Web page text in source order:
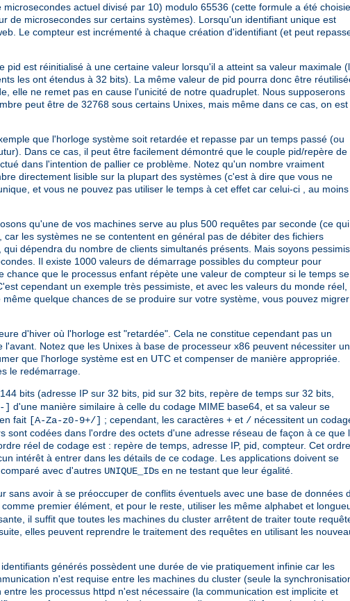
actuel divisé par 10) modulo 65536 (cette formule a été choisie
de microsecondes sur certains systèmes). Lorsqu'un identifiant unique est
Le compteur est incrémenté à chaque création d'identifiant (et peut
est réinitialisé à une certaine valeur lorsqu'il a atteint sa valeur maximale
les ont étendus à 32 bits). La même valeur de pid pourra donc être
elle ne remet pas en cause l'unicité de notre quadruplet. Nous supposerons
peut être de 32768 sous certains Unixes, mais même dans ce cas, on est
que l'horloge système soit retardée et repasse par un temps passé (ou
Dans ce cas, il peut être facilement démontré que le couple pid/repère de
dans l'intention de pallier ce problème. Notez qu'un nombre vraiment
directement lisible sur la plupart des systèmes (c'est à dire que vous ne
et vous ne pouvez pas utiliser le temps à cet effet car celui-ci , au moins
qu'une de vos machines serve au plus 500 requêtes par seconde (ce qui
les systèmes ne se contentent en général pas de débiter des fichiers
dépendra du nombre de clients simultanés présents. Mais soyons
Il existe 1000 valeurs de démarrage possibles du compteur pour
que le processus enfant répète une valeur de compteur si le temps se
cependant un exemple très pessimiste, et avec les valeurs du monde réel,
quelque chances de se produire sur votre système, vous pouvez migrer
d'hiver où l'horloge est "retardée". Cela ne constitue cependant pas un
Notez que les Unixes à base de processeur x86 peuvent nécessiter
que l'horloge système est en UTC et compenser de manière appropriée.
le redémarrage.
bits (adresse IP sur 32 bits, pid sur 32 bits, repère de temps sur 32 bits,
] d'une manière similaire à celle du codage MIME base64, et sa valeur se
fait [A-Za-z0-9+/] ; cependant, les caractères + et / nécessitent un
codées dans l'ordre des octets d'une adresse réseau de façon à ce que
réel de codage est : repère de temps, adresse IP, pid, compteur. Cet ordre
intérêt à entrer dans les détails de ce codage. Les applications doivent se
avec d'autres UNIQUE_IDs en ne testant que leur égalité.
avoir à se préoccuper de conflits éventuels avec une base de données
premier élément, et pour le reste, utiliser les même alphabet et
il suffit que toutes les machines du cluster arrêtent de traiter toute
elles peuvent reprendre le traitement des requêtes en utilisant les
générés possèdent une durée de vie pratiquement infinie car les
n'est requise entre les machines du cluster (seule la
les processus httpd n'est nécessaire (la communication est implicite et